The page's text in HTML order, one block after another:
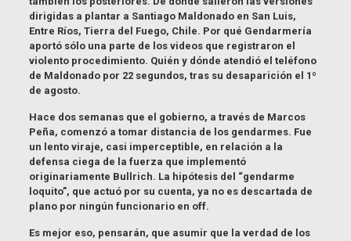
dirigidas a plantar a Santiago Maldonado en San Luis,
Entre Ríos, Tierra del Fuego, Chile. Por qué Gendarmería
aportó sólo una parte de los videos que registraron el
violento procedimiento. Quién y dónde atendió el teléfono
de Maldonado por 22 segundos, tras su desaparición el 1º
de agosto.
Hace dos semanas que el gobierno, a través de Marcos
Peña, comenzó a tomar distancia de los gendarmes. Fue
un lento viraje, casi imperceptible, en relación a la
defensa ciega de la fuerza que implementó
originariamente Bullrich. La hipótesis del “gendarme
loquito”, que actuó por su cuenta, ya no es descartada de
plano por ningún funcionario en off.
Es mejor eso, pensarán, que asumir que la verdad de los